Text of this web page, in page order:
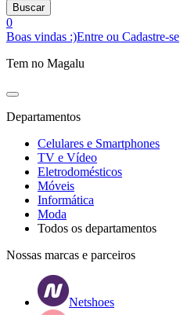
Buscar
0
Boas vindas :)Entre ou Cadastre-se
Tem no Magalu
Departamentos
Celulares e Smartphones
TV e Vídeo
Eletrodomésticos
Móveis
Informática
Moda
Todos os departamentos
Nossas marcas e parceiros
Netshoes